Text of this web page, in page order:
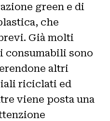
green e di
che
Già molti
consumabili sono
altri
riciclati ed
viene posta una